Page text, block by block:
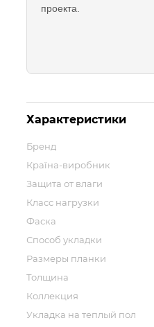
проекта.
Характеристики
Бренд
Країна-виробник
Защита от влаги
Класс нагрузки
Фаска
Способ укладки
Размеры планки
Толщина
Коллекция
Укладка на теплый пол